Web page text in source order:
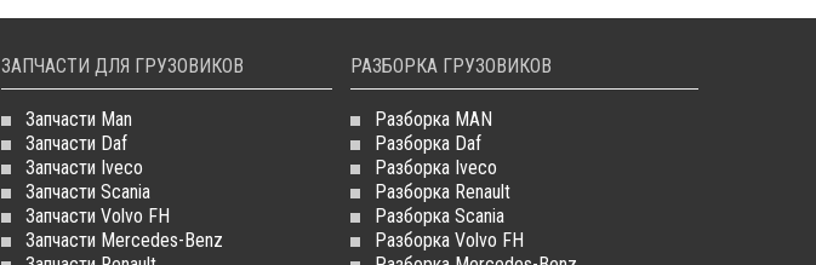
ЗАПЧАСТИ ДЛЯ ГРУЗОВИКОВ
Запчасти Man
Запчасти Daf
Запчасти Iveco
Запчасти Scania
Запчасти Volvo FH
Запчасти Mercedes-Benz
РАЗБОРКА ГРУЗОВИКОВ
Разборка MAN
Разборка Daf
Разборка Iveco
Разборка Renault
Разборка Scania
Разборка Volvo FH